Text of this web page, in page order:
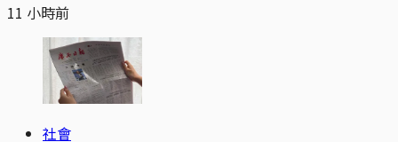
11 小時前
社會